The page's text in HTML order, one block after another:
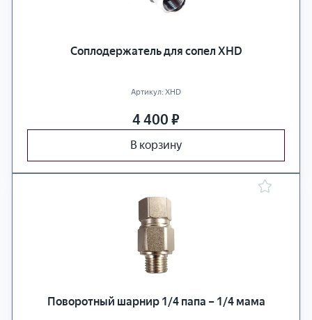
Соплодержатель для сопел XHD
Артикул: XHD
4 400 ₽
В корзину
Поворотный шарнир 1/4 папа – 1/4 мама